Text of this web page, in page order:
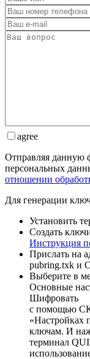
agree
Отправляя данную
персональных
отношении
Для генерации
Установить
Создать
Инструкция
Прислать на
pubring.txk и
Выберите в
Основные
Шифровать
с помощью
«Настройках
ключам. И
терминал